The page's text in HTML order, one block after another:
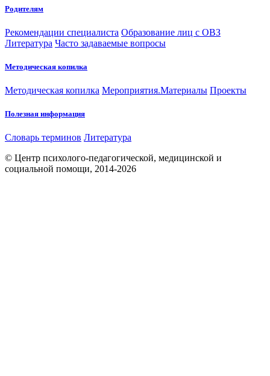
Родителям
Рекомендации специалиста Образование лиц с ОВЗ
Литература Часто задаваемые вопросы
Методическая копилка
Методическая копилка Мероприятия.Материалы Проекты
Полезная информация
Словарь терминов Литература
© Центр психолого-педагогической, медицинской и
социальной помощи, 2014-2026